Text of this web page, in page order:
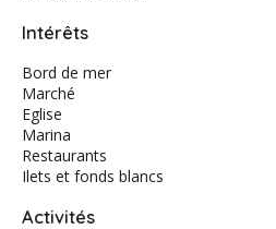
Intérêts
Bord de mer
Marché
Eglise
Marina
Restaurants
Ilets et fonds blancs
Activités